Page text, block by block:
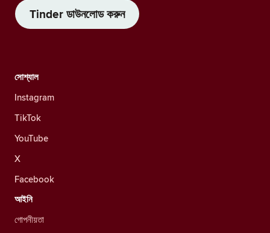
Tinder ডাউনলোড করুন
সোশ্যাল
Instagram
TikTok
YouTube
X
Facebook
আইনি
গোপনীয়তা